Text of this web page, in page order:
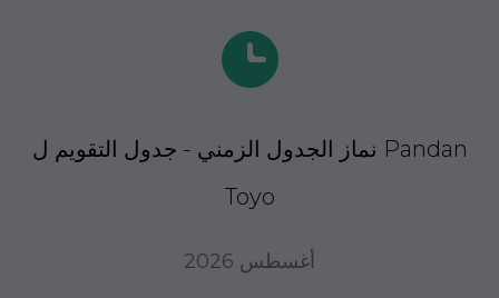
نماز الجدول الزمني - جدول التقويم ل Pandan
Toyo
أغسطس 2026